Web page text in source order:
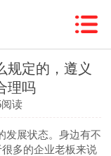
规定的，遵义
理吗
读
发展状态。身边有不
多的企业老板来说